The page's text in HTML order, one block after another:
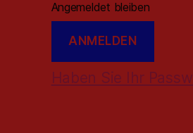
Angemeldet bleiben
Haben Sie Ihr